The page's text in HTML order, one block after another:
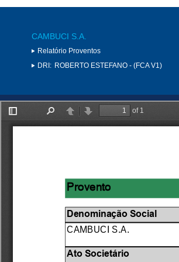
CAMBUCI S.A.
Relatório Proventos
DRI: ROBERTO ESTEFANO - (FCA V1)